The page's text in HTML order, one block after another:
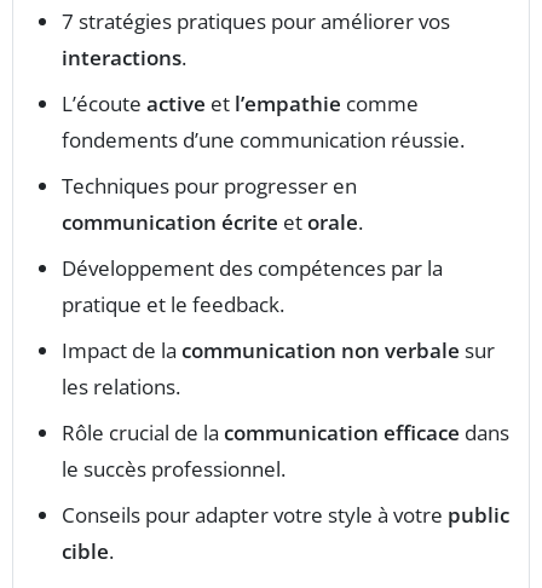
7 stratégies pratiques pour améliorer vos
interactions.
L’écoute active et l’empathie comme
fondements d’une communication réussie.
Techniques pour progresser en
communication écrite etorale.
Développement des compétences par la
pratique et le feedback.
Impact de la communication non verbale sur
les relations.
Rôle crucial de la communication efficace dans
le succès professionnel.
Conseils pour adapter votre style à votre public
cible.